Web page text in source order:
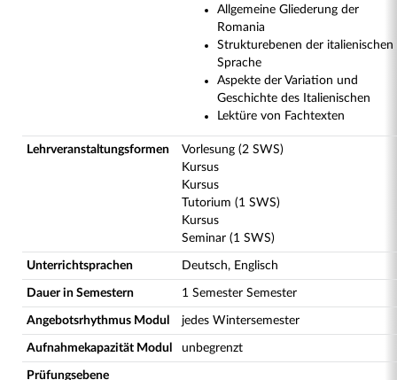
Allgemeine Gliederung der
Romania
Strukturebenen der italienischen
Sprache
Aspekte der Variation und
Geschichte des Italienischen
Lektüre von Fachtexten
Lehrveranstaltungsformen
Vorlesung (2 SWS)
Kursus
Kursus
Tutorium (1 SWS)
Kursus
Seminar (1 SWS)
Unterrichtsprachen Deutsch, Englisch
Dauer in Semestern 1 Semester Semester
Angebotsrhythmus Modul jedes Wintersemester
Aufnahmekapazität Modul unbegrenzt
Prüfungsebene